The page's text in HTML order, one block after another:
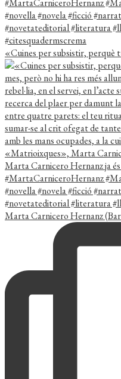
«Cuines per subsistir, perquè
Marta Carnicero Hernanz